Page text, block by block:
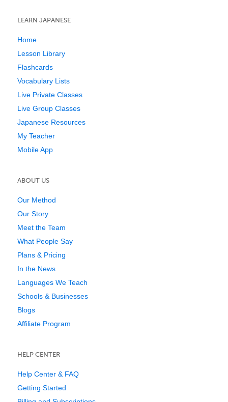
LEARN JAPANESE
Home
Lesson Library
Flashcards
Vocabulary Lists
Live Private Classes
Live Group Classes
Japanese Resources
My Teacher
Mobile App
ABOUT US
Our Method
Our Story
Meet the Team
What People Say
Plans & Pricing
In the News
Languages We Teach
Schools & Businesses
Blogs
Affiliate Program
HELP CENTER
Help Center & FAQ
Getting Started